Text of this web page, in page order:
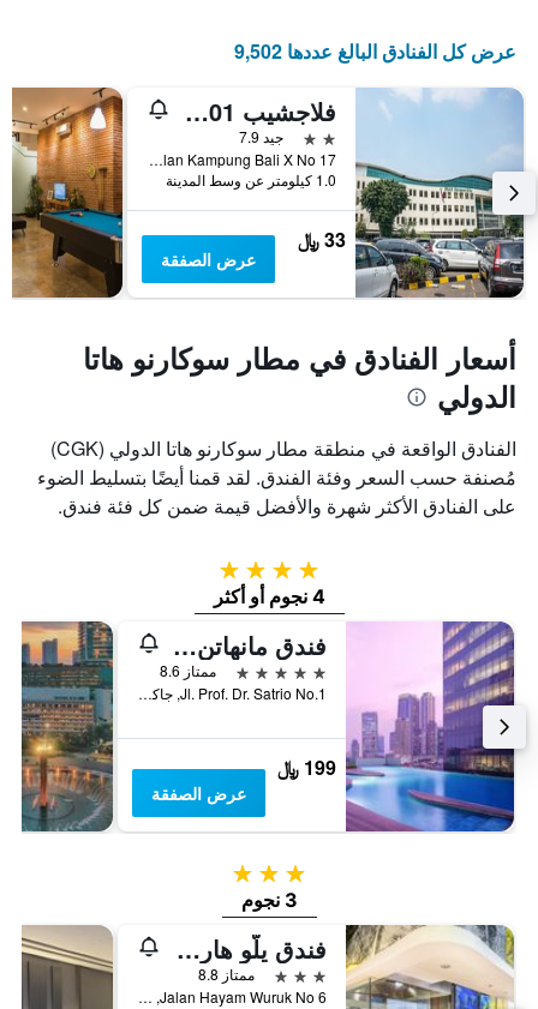
عرض كل الفنادق البالغ عددها 9,502
فلاجشيب 101 آبل بلاتينوم
2 نجمتين
جيد 7.9
Jalan Kampung Bali X No 17, جاكرتا, إندونيسيا
1.0 كيلومتر عن وسط المدينة
33 ﷼
عرض الصفقة
أسعار الفنادق في مطار سوكارنو هاتا
الدولي
الفنادق الواقعة في منطقة مطار سوكارنو هاتا الدولي (CGK)
مُصنفة حسب السعر وفئة الفندق. لقد قمنا أيضًا بتسليط الضوء
على الفنادق الأكثر شهرة والأفضل قيمة ضمن كل فئة فندق.
4 نجوم
4 نجوم أو أكثر
فندق مانهاتن جاكارتا
5 نجوم
ممتاز 8.6
Jl. Prof. Dr. Satrio No.1, جاكرتا, إندونيسيا
199 ﷼
عرض الصفقة
3 نجوم
3 نجوم
فندق يلّو هارمونى
3 نجوم
ممتاز 8.8
Jalan Hayam Wuruk No 6, جاكرتا, إندونيسيا